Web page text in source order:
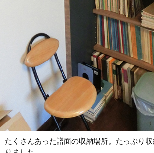
たくさんあった譜面の収納場所。たっぷり